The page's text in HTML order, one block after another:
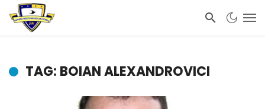
TAG: BOIAN ALEXANDROVICI